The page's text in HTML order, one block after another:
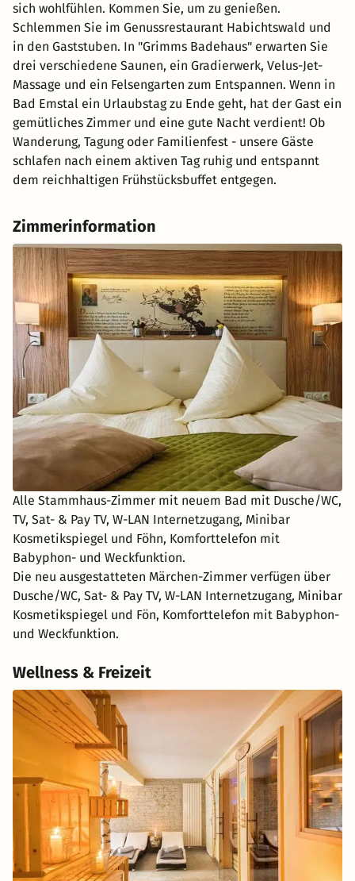
sich wohlfühlen. Kommen Sie, um zu genießen.
Schlemmen Sie im Genussrestaurant Habichtswald und
in den Gaststuben. In "Grimms Badehaus" erwarten Sie
drei verschiedene Saunen, ein Gradierwerk, Velus-Jet-
Massage und ein Felsengarten zum Entspannen. Wenn in
Bad Emstal ein Urlaubstag zu Ende geht, hat der Gast ein
gemütliches Zimmer und eine gute Nacht verdient! Ob
Wanderung, Tagung oder Familienfest - unsere Gäste
schlafen nach einem aktiven Tag ruhig und entspannt
dem reichhaltigen Frühstücksbuffet entgegen.
Zimmerinformation
Alle Stammhaus-Zimmer mit neuem Bad mit Dusche/WC,
TV, Sat- & Pay TV, W-LAN Internetzugang, Minibar
Kosmetikspiegel und Föhn, Komforttelefon mit
Babyphon- und Weckfunktion.
Die neu ausgestatteten Märchen-Zimmer verfügen über
Dusche/WC, Sat- & Pay TV, W-LAN Internetzugang, Minibar
Kosmetikspiegel und Fön, Komforttelefon mit Babyphon-
und Weckfunktion.
Wellness & Freizeit